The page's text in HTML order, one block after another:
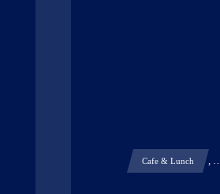
Cafe & Lunch , …